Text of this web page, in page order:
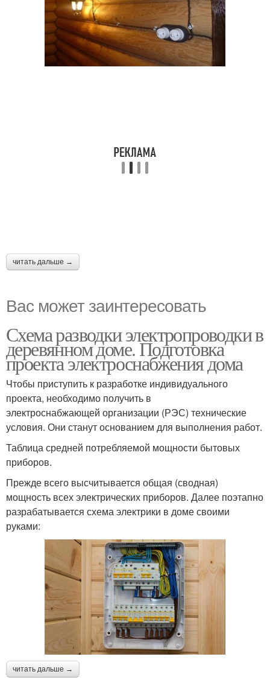
читать дальше →
Вас может заинтересовать
Схема разводки электропроводки в
деревянном доме. Подготовка
проекта электроснабжения дома
Чтобы приступить к разработке индивидуального
проекта, необходимо получить в
электроснабжающей организации (РЭС) технические
условия. Они станут основанием для выполнения работ.
Таблица средней потребляемой мощности бытовых
приборов.
Прежде всего высчитывается общая (сводная)
мощность всех электрических приборов. Далее поэтапно
разрабатывается схема электрики в доме своими
руками:
читать дальше →